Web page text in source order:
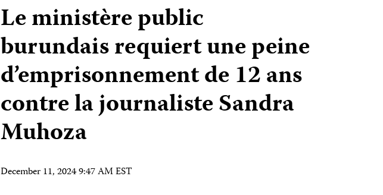
Le ministère public
burundais requiert une peine
d’emprisonnement de 12 ans
contre la journaliste Sandra
Muhoza
December 11, 2024 9:47 AM EST